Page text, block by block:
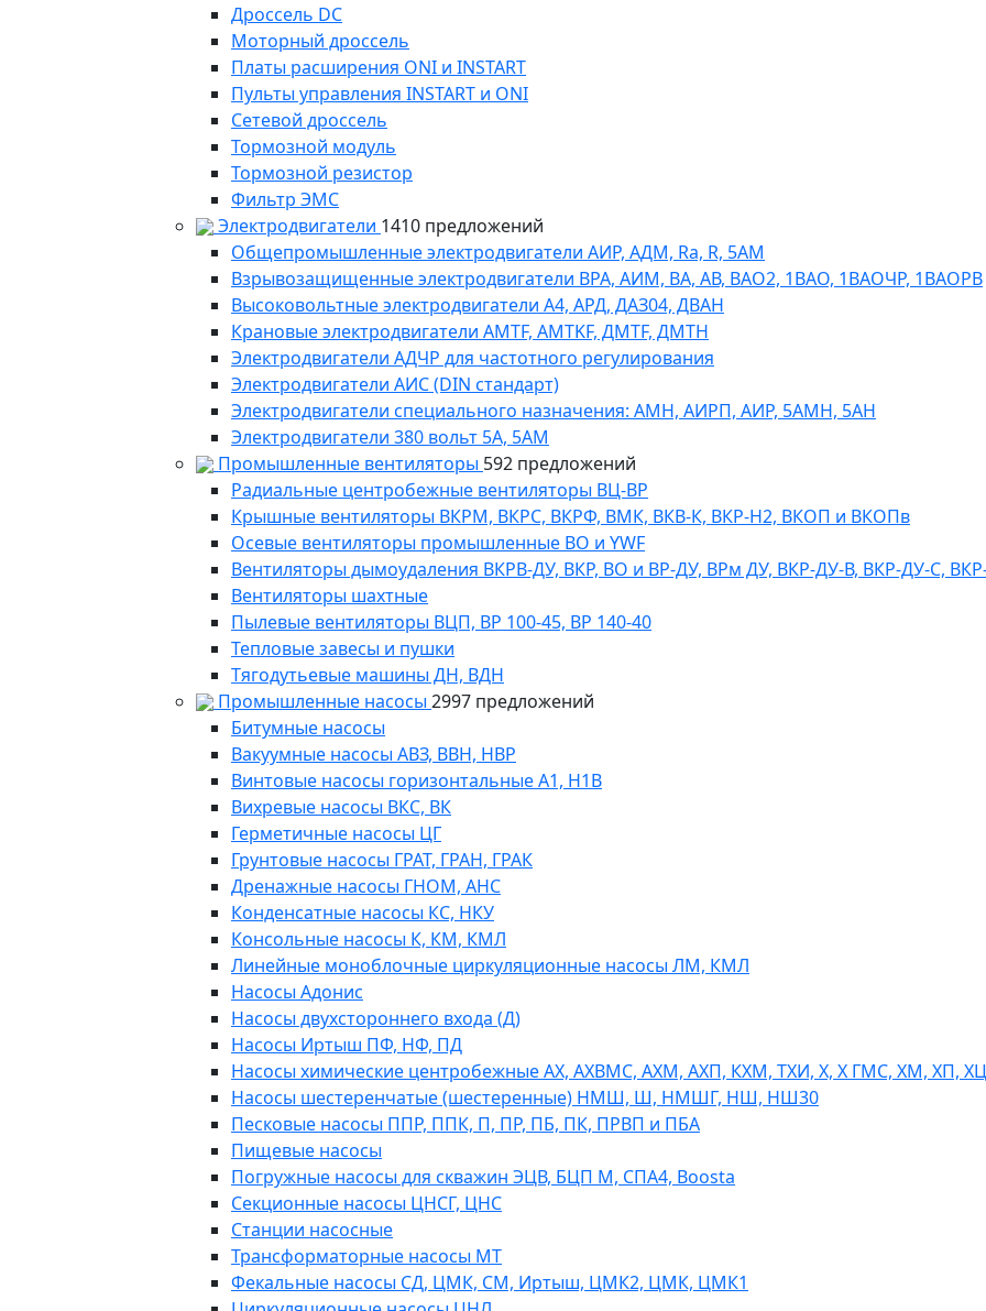
Дроссель DC
Моторный дроссель
Платы расширения ONI и INSTART
Пульты управления INSTART и ONI
Сетевой дроссель
Тормозной модуль
Тормозной резистор
Фильтр ЭМС
Электродвигатели 1410 предложений
Общепромышленные электродвигатели АИР, АДМ, Ra, R, 5AM
Взрывозащищенные электродвигатели ВРА, АИМ, ВА, АВ, ВАO2, 1ВАО, 1ВАОЧР, 1ВАОРВ
Высоковольтные электродвигатели A4, АРД, ДАЗ04, ДВАН
Крановые электродвигатели AMTF, AMTKF, ДMTF, ДМТН
Электродвигатели АДЧР для частотного регулирования
Электродвигатели АИС (DIN стандарт)
Электродвигатели специального назначения: АМН, АИРП, АИР, 5АМН, 5АН
Электродвигатели 380 вольт 5А, 5АМ
Промышленные вентиляторы 592 предложений
Радиальные центробежные вентиляторы ВЦ-ВР
Крышные вентиляторы ВКРМ, ВКРС, ВКРФ, ВМК, ВКВ-К, ВКР-Н2, ВКОП и ВКОПв
Осевые вентиляторы промышленные ВО и YWF
Вентиляторы дымоудаления ВКРВ-ДУ, ВКР, ВО и ВР-ДУ, ВРм ДУ, ВКР-ДУ-В, ВКР-ДУ-С,
Вентиляторы шахтные
Пылевые вентиляторы ВЦП, ВР 100-45, ВР 140-40
Тепловые завесы и пушки
Тягодутьевые машины ДН, ВДН
Промышленные насосы 2997 предложений
Битумные насосы
Вакуумные насосы АВЗ, ВВН, НВР
Винтовые насосы горизонтальные А1, Н1В
Вихревые насосы ВКС, ВК
Герметичные насосы ЦГ
Грунтовые насосы ГРАТ, ГРАН, ГРАК
Дренажные насосы ГНОМ, АНС
Конденсатные насосы КС, НКУ
Консольные насосы К, КМ, КМЛ
Линейные моноблочные циркуляционные насосы ЛМ, КМЛ
Насосы Адонис
Насосы двухстороннего входа (Д)
Насосы Иртыш ПФ, НФ, ПД
Насосы химические центробежные АХ, АХВМС, АХМ, АХП, КХМ, ТХИ, Х, Х ГМС, ХМ, ХП,
Насосы шестеренчатые (шестеренные) НМШ, Ш, НМШГ, НШ, НШ30
Песковые насосы ППР, ППК, П, ПР, ПБ, ПК, ПРВП и ПБА
Пищевые насосы
Погружные насосы для скважин ЭЦВ, БЦП М, СПА4, Boosta
Секционные насосы ЦНСГ, ЦНС
Станции насосные
Трансформаторные насосы МТ
Фекальные насосы СД, ЦМК, СМ, Иртыш, ЦМК2, ЦМК, ЦМК1